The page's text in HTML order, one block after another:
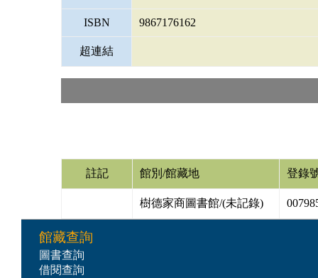
ISBN 9867176162
超連結
註記 館別/館藏地 登錄
樹德家商圖書館/(未記錄)
館藏查詢
圖書查詢
借閱查詢